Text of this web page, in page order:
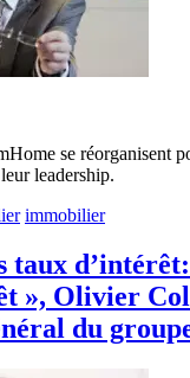
se réorganisent
leadership.
immobilier
taux
», Olivier
du